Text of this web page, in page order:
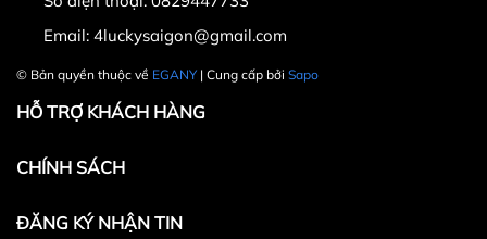
30.000 VNĐ
Email: 4luckysaigon@gmail.com
© Bản quyền thuộc về EGANY| Cung cấp bởi Sapo
HỖ TRỢ KHÁCH HÀNG
CHÍNH SÁCH
ĐĂNG KÝ NHẬN TIN